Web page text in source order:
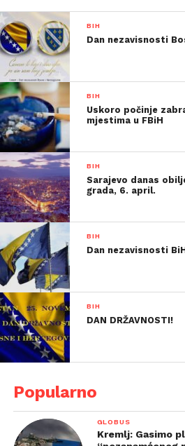
BIH
Dan nezavisnosti
BIH
Uskoro počinje
mjestima u FBiH
BIH
Sarajevo danas
grada, 6. april.
BIH
Dan nezavisnosti
BIH
DAN DRŽAVNOSTI!
Popularno
GLOBUS
Kremlj: Gasimo